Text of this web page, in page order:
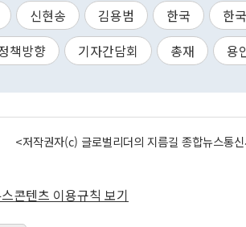
신현송 김용범 한국 한
책방향
기자간담회 총재 용
<저작권자(c) 글로벌리더의 지름길 종합뉴스
콘텐츠 이용규칙 보기